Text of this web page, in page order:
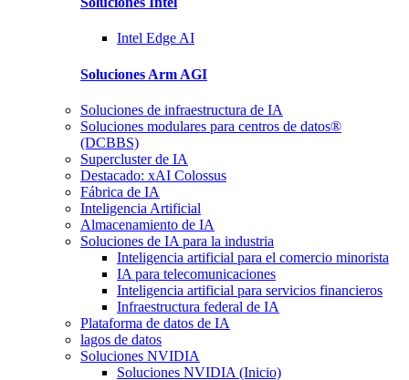
Intel Edge AI
Soluciones Arm AGI
Soluciones de infraestructura de IA
Soluciones modulares para centros de datos®
(DCBBS)
Supercluster de IA
Destacado: xAI Colossus
Fábrica de IA
Inteligencia Artificial
Almacenamiento de IA
Soluciones de IA para la industria
Inteligencia artificial para el comercio minorista
IA para telecomunicaciones
Inteligencia artificial para servicios financieros
Infraestructura federal de IA
Plataforma de datos de IA
lagos de datos
Soluciones NVIDIA
Soluciones NVIDIA (Inicio)